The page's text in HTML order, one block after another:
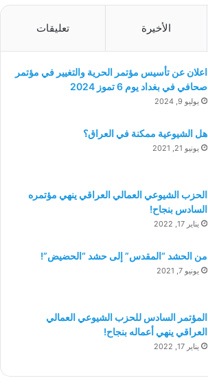
الأخيرة تعليقات
اعلان عن تأسيس مؤتمر الحرية والتغيير في مؤتمر
صحافي في بغداد يوم 6 تموز 2024
يوليو 9, 2024
هل الشيوعية ممكنة في العراق؟
يونيو 21, 2021
الحزب الشيوعي العمالي العراقي ينهي مؤتمره
السادس بنجاح!
يناير 17, 2022
من الحشد “المقدس” إلى حشد “الحضيض”!
يونيو 7, 2021
المؤتمر السادس للحزب الشيوعي العمالي
العراقي ينهي أعماله بنجاح!
يناير 17, 2022